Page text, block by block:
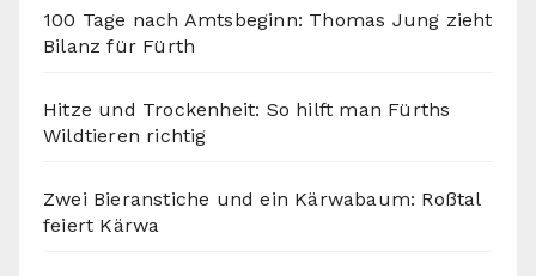
100 Tage nach Amtsbeginn: Thomas Jung zieht
Bilanz für Fürth
Hitze und Trockenheit: So hilft man Fürths
Wildtieren richtig
Zwei Bieranstiche und ein Kärwabaum: Roßtal
feiert Kärwa